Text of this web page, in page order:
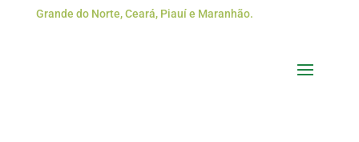
Grande do Norte, Ceará, Piauí e Maranhão.